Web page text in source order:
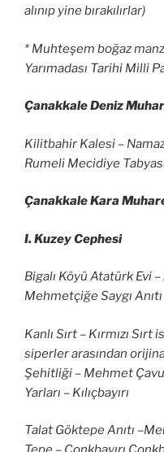
alınıp yine bırakılırlar)
* Muhteşem boğaz
Yarımadası Tarihi Milli
Çanakkale Deniz
Kilitbahir Kalesi –
Rumeli Mecidiye
Çanakkale Kara
I. Kuzey Cephesi
Bigalı Köyü Atatürk Evi
Mehmetçiğe Saygı Anıtı
Kanlı Sırt – Kırmızı
siperler arasından
Şehitliği – Mehmet
Yarları – Kılıçbayırı
Talat Göktepe Anıtı